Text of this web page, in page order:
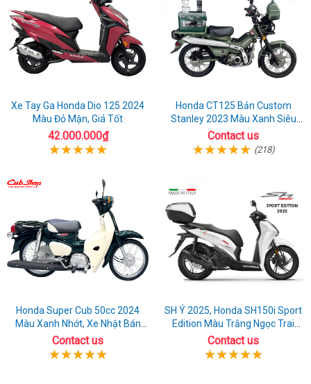
Xe Tay Ga Honda Dio 125 2024
Màu Đỏ Mận, Giá Tốt
42.000.000₫
Honda CT125 Bản Custom
Stanley 2023 Màu Xanh Siêu
Chất
Contact us
(218)
Honda Super Cub 50cc 2024
Màu Xanh Nhớt, Xe Nhật Bán
Chạy Nhất
Contact us
SH Ý 2025, Honda SH150i Sport
Edition Màu Trắng Ngọc Trai
Kèm Full Phụ Kiện
Contact us